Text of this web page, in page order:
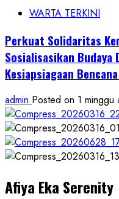
WARTA TERKINI
Perkuat Solidaritas
Sosialisasikan Budaya
Kesiapsiagaan
admin Posted on 1 minggu
Afiya Eka Serenity